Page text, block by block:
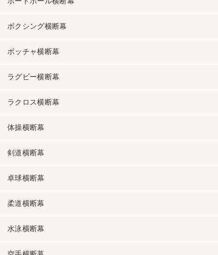
ボクシング横断幕
ボッチャ横断幕
ラグビー横断幕
ラクロス横断幕
体操横断幕
剣道横断幕
卓球横断幕
柔道横断幕
水泳横断幕